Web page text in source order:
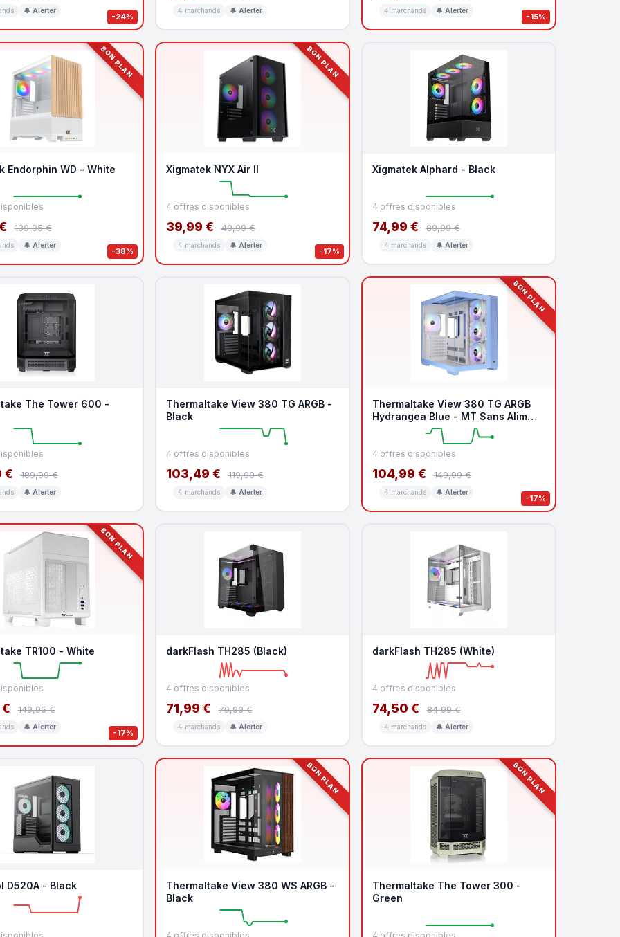
-24%
🔔 Alerter 4 marchands 🔔 Alerter
-15%
4 marchands 🔔 Alerter
BON PLAN
-38%
Endorphin WD - White
139,95 €
🔔 Alerter
BON PLAN
-17%
Xigmatek NYX Air II
4 offres disponibles
39,99 € 49,99 €
4 marchands 🔔 Alerter
Xigmatek Alphard - Black
4 offres disponibles
74,99 € 89,99 €
4 marchands 🔔 Alerter
The Tower 600 -
€ 189,99 €
🔔 Alerter
Thermaltake View 380 TG ARGB -
Black
4 offres disponibles
103,49 € 119,90 €
4 marchands 🔔 Alerter
BON PLAN
-17%
Thermaltake View 380 TG ARGB
Hydrangea Blue - MT Sans Alim
4 offres disponibles
104,99 € 149,99 €
4 marchands 🔔 Alerter
BON PLAN
-17%
TR100 - White
€ 149,95 €
🔔 Alerter
darkFlash TH285 (Black)
4 offres disponibles
71,99 € 79,99 €
4 marchands 🔔 Alerter
darkFlash TH285 (White)
4 offres disponibles
74,50 € 84,99 €
4 marchands 🔔 Alerter
D520A - Black
BON PLAN
Thermaltake View 380 WS ARGB -
Black
BON PLAN
Thermaltake The Tower 300 -
Green